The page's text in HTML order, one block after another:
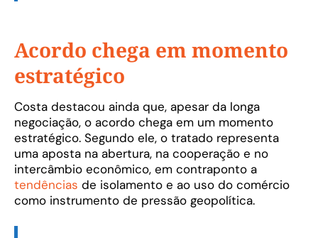
Acordo chega em momento
estratégico
Costa destacou ainda que, apesar da longa
negociação, o acordo chega em um momento
estratégico. Segundo ele, o tratado representa
uma aposta na abertura, na cooperação e no
intercâmbio econômico, em contraponto a
tendências de isolamento e ao uso do comércio
como instrumento de pressão geopolítica.